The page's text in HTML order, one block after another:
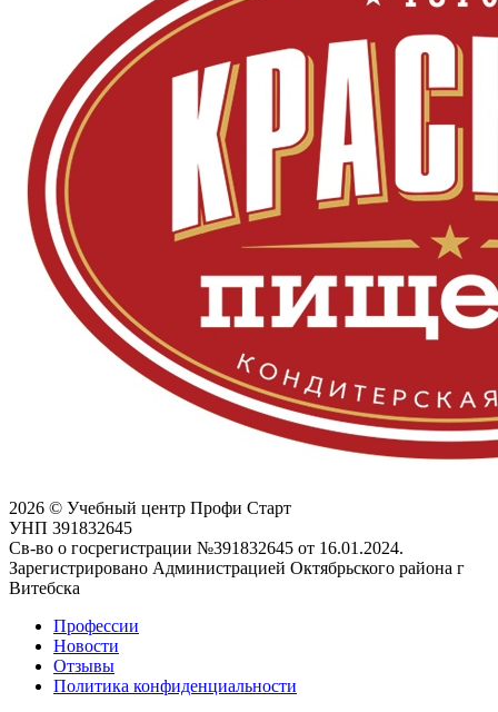
2026 © Учебный центр Профи Старт
УНП 391832645
Св-во о госрегистрации №391832645 от 16.01.2024.
Зарегистрировано Администрацией Октябрьского района г
Витебска
Профессии
Новости
Отзывы
Политика конфиденциальности